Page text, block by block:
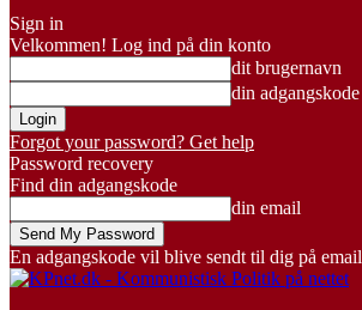
Sign in
Velkommen! Log ind på din konto
dit brugernavn
din adgangskode
Forgot your password? Get help
Password recovery
Find din adgangskode
din email
En adgangskode vil blive sendt til dig på email